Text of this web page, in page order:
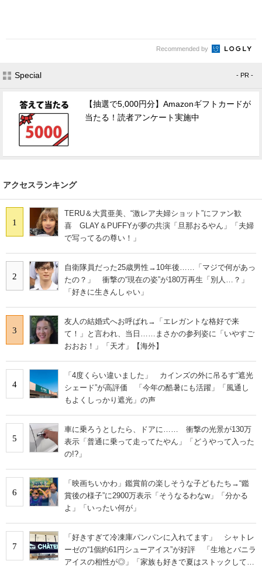
Recommended by
Special - PR -
【抽選で5,000円分】Amazonギフトカードが
当たる！読者アンケート実施中
アクセスランキング
1
TERU＆大貫亜美、“激レア夫婦ショット”にファン歓
喜 GLAY＆PUFFYが夢の共演「旦那おるやん」「夫婦
で写ってるの尊い！」
2
自衛隊員だった25歳男性→10年後……「マジで何があっ
たの？」 衝撃の“現在の姿”が180万再生「別人…？」
「好きに生きんしゃい」
3
友人の結婚式へお呼ばれ→「エレガントな格好で来
て！」と言われ、当日……まさかの参列姿に「いやすご
おおお！」「天才」【海外】
4
「4度くらい違いました」 カインズの外に吊るす“遮光
シェード”が高評価 「今年の酷暑にも活躍」「風通し
もよくしっかり遮光」の声
5
車に乗ろうとしたら、ドアに…… 衝撃の光景が130万
表示「普通に乗って走ってたやん」「どうやって入った
の!?」
6
「映画ちいかわ」鑑賞前の楽しそうな子どもたち→“鑑
賞後の様子”に2900万表示「そうなるわなw」「分かる
よ」「いったい何が」
7
「好きすぎて冷凍庫パンパンに入れてます」 シャトレ
ーゼの“1個約61円シューアイス”が好評 「生地とバニラ
アイスの相性が◎」「家族も好きで夏はストックして